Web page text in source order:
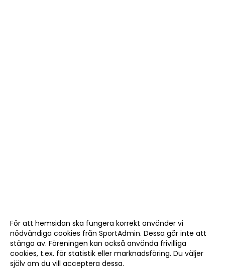
För att hemsidan ska fungera korrekt använder vi
nödvändiga cookies från SportAdmin. Dessa går inte att
stänga av. Föreningen kan också använda frivilliga
cookies, t.ex. för statistik eller marknadsföring. Du väljer
själv om du vill acceptera dessa.